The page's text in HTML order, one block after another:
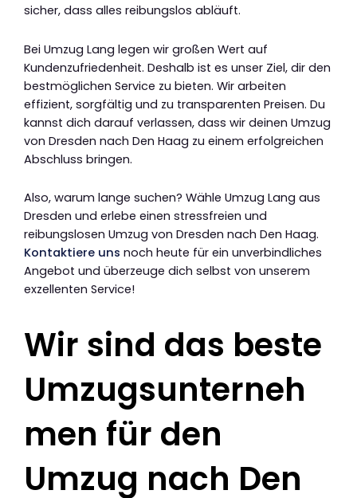
sicher, dass alles reibungslos abläuft.
Bei Umzug Lang legen wir großen Wert auf
Kundenzufriedenheit. Deshalb ist es unser Ziel, dir den
bestmöglichen Service zu bieten. Wir arbeiten
effizient, sorgfältig und zu transparenten Preisen. Du
kannst dich darauf verlassen, dass wir deinen Umzug
von Dresden nach Den Haag zu einem erfolgreichen
Abschluss bringen.
Also, warum lange suchen? Wähle Umzug Lang aus
Dresden und erlebe einen stressfreien und
reibungslosen Umzug von Dresden nach Den Haag.
Kontaktiere uns noch heute für ein unverbindliches
Angebot und überzeuge dich selbst von unserem
exzellenten Service!
Wir sind das beste
Umzugsunterneh
men für den
Umzug nach Den